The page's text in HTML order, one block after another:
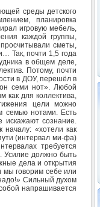
среды детского
планировка
игровую мебель,
каждой группы,
просчитывали сметы,
Так, почти 1,5 года
в общем деле,
Потому, почти
в ДОУ, перешёл в
семи нот». Любой
как для коллектива,
цели можно
семью нотами. Есть
искажают сознание.
«хотели как
(интервал ми-фа)
требуется
Усилие должно быть
дела и открытия
мы говорим себе или
Сильный духом
напрашивается